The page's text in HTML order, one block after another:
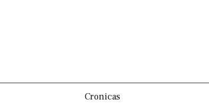
Cronicas